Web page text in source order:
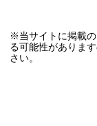
※当サイトに掲載
る可能性がありま
さい。